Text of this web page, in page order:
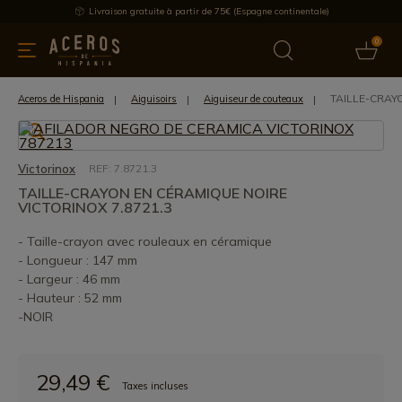
Livraison gratuite à partir de 75€ (Espagne continentale)
0
de cuisine Offre Dernières nouvelles Meilleures ventes
Aceros de Hispania Aiguisoirs Aiguiseur de couteaux TAILLE-
Victorinox REF: 7.8721.3
TAILLE-CRAYON EN CÉRAMIQUE NOIRE
VICTORINOX 7.8721.3
- Taille-crayon avec rouleaux en céramique
- Longueur : 147 mm
- Largeur : 46 mm
- Hauteur : 52 mm
-NOIR
29,49 € Taxes incluses